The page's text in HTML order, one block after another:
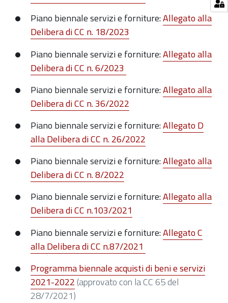
Piano biennale servizi e forniture:Allegato alla
Delibera di CC n. 18/2023
Piano biennale servizi e forniture:Allegato alla
Delibera di CC n. 6/2023
Piano biennale servizi e forniture:Allegato alla
Delibera di CC n. 36/2022
Piano biennale servizi e forniture:Allegato D
alla Delibera di CC n. 26/2022
Piano biennale servizi e forniture:Allegato alla
Delibera di CC n. 8/2022
Piano biennale servizi e forniture:Allegato alla
Delibera di CC n.103/2021
Piano biennale servizi e forniture:Allegato C
alla Delibera di CC n.87/2021
Programma biennale acquisti di beni e servizi
2021-2022 (approvato con la CC 65 del
28/7/2021)